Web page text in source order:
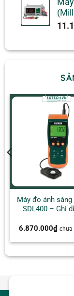
Máy đo ánh sáng
SDL400 – Ghi
6.870.000₫ chưa